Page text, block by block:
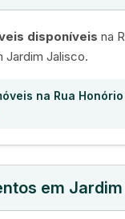
disponíveis na
Jardim Jalisco.
na Rua
em